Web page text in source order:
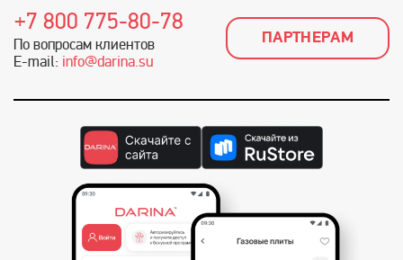
+7 800 775-80-78
По вопросам клиентов
E-mail: info@darina.su
ПАРТНЕРАМ